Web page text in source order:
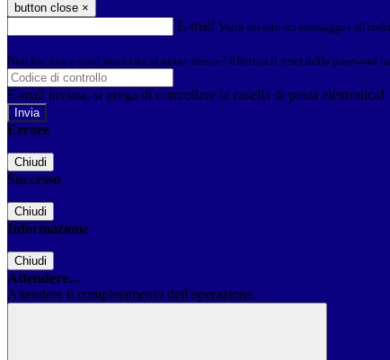
button close ×
E-mail Verrà inviato un messaggio
Non hai una e-mail associata al nome utente? Effettua il reset della password
E-mail inviata, si prega di controllare la casella di posta elettronica!
Errore
Chiudi
Successo
Chiudi
Informazione
Chiudi
Attendere...
Attendere il completamento dell'operazione...